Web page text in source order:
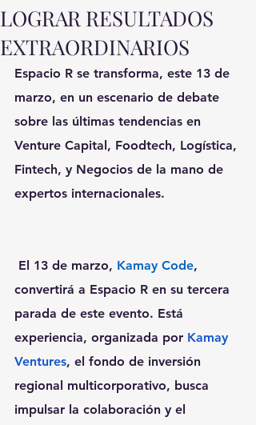
LOGRAR RESULTADOS
EXTRAORDINARIOS
Espacio R se transforma, este 13 de
marzo, en un escenario de debate
sobre las últimas tendencias en
Venture Capital, Foodtech, Logística,
Fintech, y Negocios de la mano de
expertos internacionales.
El 13 de marzo, Kamay Code,
convertirá a Espacio R en su tercera
parada de este evento. Está
experiencia, organizada por Kamay
Ventures, el fondo de inversión
regional multicorporativo, busca
impulsar la colaboración y el